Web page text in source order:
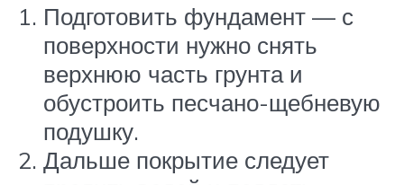
Подготовить фундамент — с
поверхности нужно снять
верхнюю часть грунта и
обустроить песчано-щебневую
подушку.
Дальше покрытие следует